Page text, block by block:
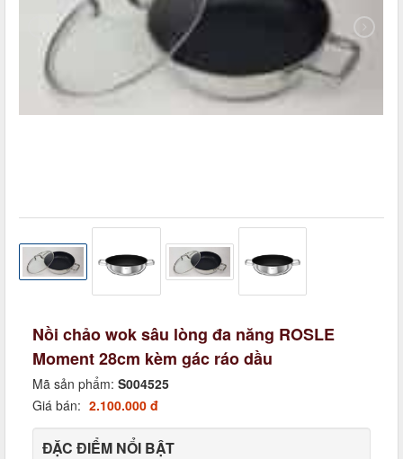
Nồi chảo wok sâu lòng đa năng ROSLE
Moment 28cm kèm gác ráo dầu
Mã sản phẩm: S004525
Giá bán: 2.100.000 đ
ĐẶC ĐIỂM NỔI BẬT